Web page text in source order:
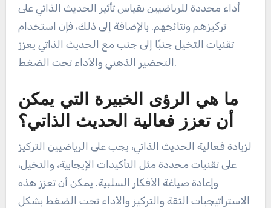
أداء محددة للرياضيين بقياس تأثير الحديث الذاتي على
تركيزهم ونتائجهم. بالإضافة إلى ذلك، فإن استخدام
تقنيات التخيل جنبًا إلى جنب مع الحديث الذاتي يعزز
التحضير الذهني والأداء تحت الضغط.
ما هي الرؤى الخبيرة التي يمكن
أن تعزز فعالية الحديث الذاتي؟
لزيادة فعالية الحديث الذاتي، يجب على الرياضيين التركيز
على تقنيات محددة مثل التأكيدات الإيجابية، والتخيل،
وإعادة صياغة الأفكار السلبية. يمكن أن تعزز هذه
الاستراتيجيات الثقة والتركيز والأداء تحت الضغط بشكل